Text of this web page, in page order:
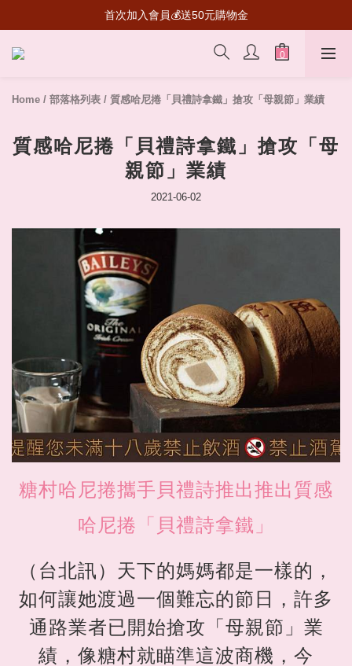
超級瑪利歐聯名登場！送禮收藏一次滿足
首次加入會員💰送50元購物金
超級瑪利歐聯名登場！送禮收藏一次滿足
Home / 部落格列表 / 質感哈尼捲「貝禮詩拿鐵」搶攻「母親節」業績
質感哈尼捲「貝禮詩拿鐵」搶攻「母
親節」業績
2021-06-02
糖村哈尼捲攜手貝禮詩推出推出質感
哈尼捲「貝禮詩拿鐵」
（台北訊）天下的媽媽都是一樣的，
如何讓她渡過一個難忘的節日，許多
通路業者已開始搶攻「母親節」業
績，像糖村就瞄準這波商機，今